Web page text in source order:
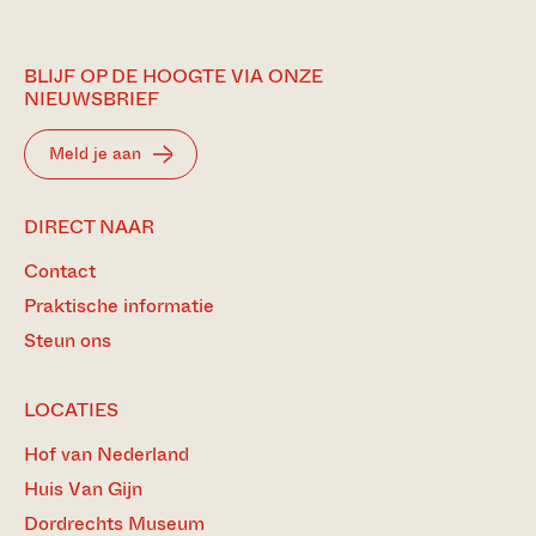
BLIJF OP DE HOOGTE VIA ONZE
NIEUWSBRIEF
Meld je aan
DIRECT NAAR
Contact
Praktische informatie
Steun ons
LOCATIES
Hof van Nederland
Huis Van Gijn
Dordrechts Museum